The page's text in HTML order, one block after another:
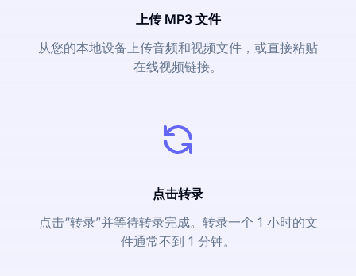
上传 MP3 文件
从您的本地设备上传音频和视频文件，或直接粘贴
在线视频链接。
点击转录
点击“转录”并等待转录完成。转录一个 1 小时的文
件通常不到 1 分钟。